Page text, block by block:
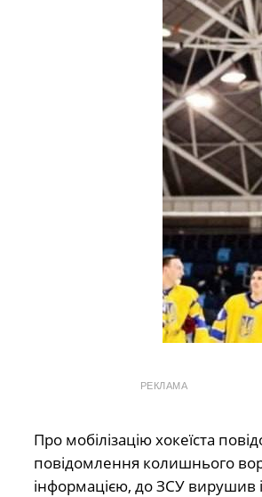
РЕКЛАМА
Про мобілізацію хокеїста
повідомлення колишнього
інформацією, до ЗСУ вирушив